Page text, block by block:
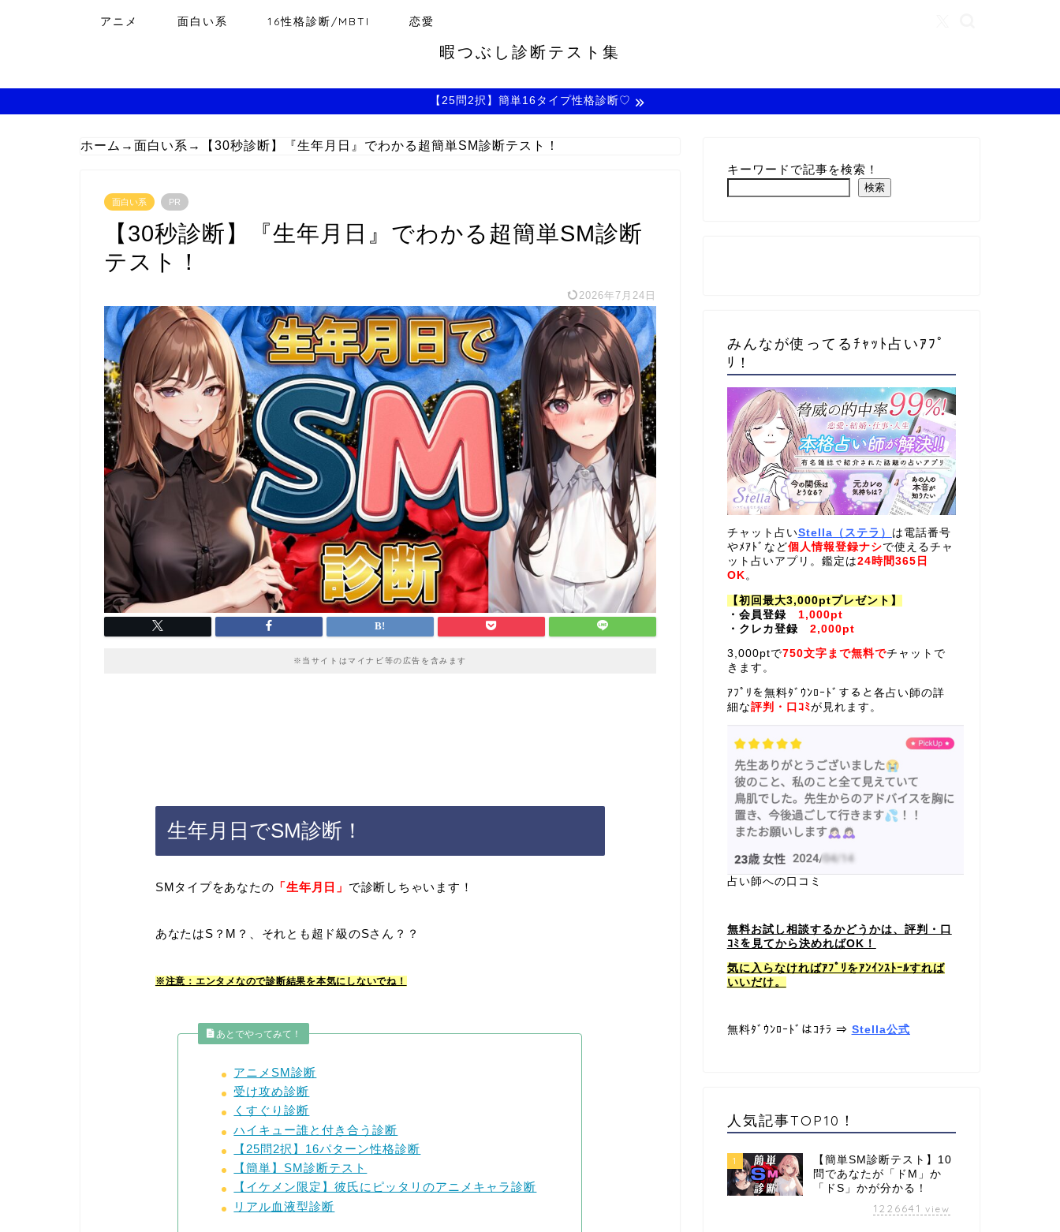
アニメ 面白い系 16性格診断/MBTI 恋愛
暇つぶし診断テスト集
【25問2択】簡単16タイプ性格診断♡
ホーム → 面白い系 → 【30秒診断】『生年月日』でわかる超簡単SM診断テスト！
面白い系 PR
【30秒診断】『生年月日』でわかる超簡単SM診断
テスト！
2026年7月24日
※当サイトはマイナビ等の広告を含みます
生年月日でSM診断！
SMタイプをあなたの 「生年月日」 で診断しちゃいます！
あなたはS？M？、それとも超ド級のSさん？？
※注意：エンタメなので診断結果を本気にしないでね！
あとでやってみて！
アニメSM診断
受け攻め診断
くすぐり診断
ハイキュー誰と付き合う診断
【25問2択】16パターン性格診断
【簡単】SM診断テスト
【イケメン限定】彼氏にピッタリのアニメキャラ診断
リアル血液型診断
キーワードで記事を検索！
検索
みんなが使ってるﾁｬｯﾄ占いｱﾌﾟ
ﾘ！
チャット占いStella（ステラ） は電話番号
やﾒｱﾄﾞなど個人情報登録ナシで使えるチャ
ット占いアプリ。鑑定は24時間365日
OK 。
【初回最大3,000ptプレゼント】
・会員登録 1,000pt
・クレカ登録 2,000pt
3,000ptで750文字まで無料でチャットで
きます。
ｱﾌﾟﾘを無料ﾀﾞｳﾝﾛｰﾄﾞすると各占い師の詳
細な評判・口ｺﾐが見れます。
占い師への口コミ
無料お試し相談するかどうかは、評判・口
ｺﾐを見てから決めればOK！
気に入らなければｱﾌﾟﾘをｱﾝｲﾝｽﾄｰﾙすれば
いいだけ。
無料ﾀﾞｳﾝﾛｰﾄﾞはｺﾁﾗ ⇒ Stella公式
人気記事TOP10！
1
【簡単SM診断テスト】10
問であなたが「ドM」か
「ドS」かが分かる！
1226641 view